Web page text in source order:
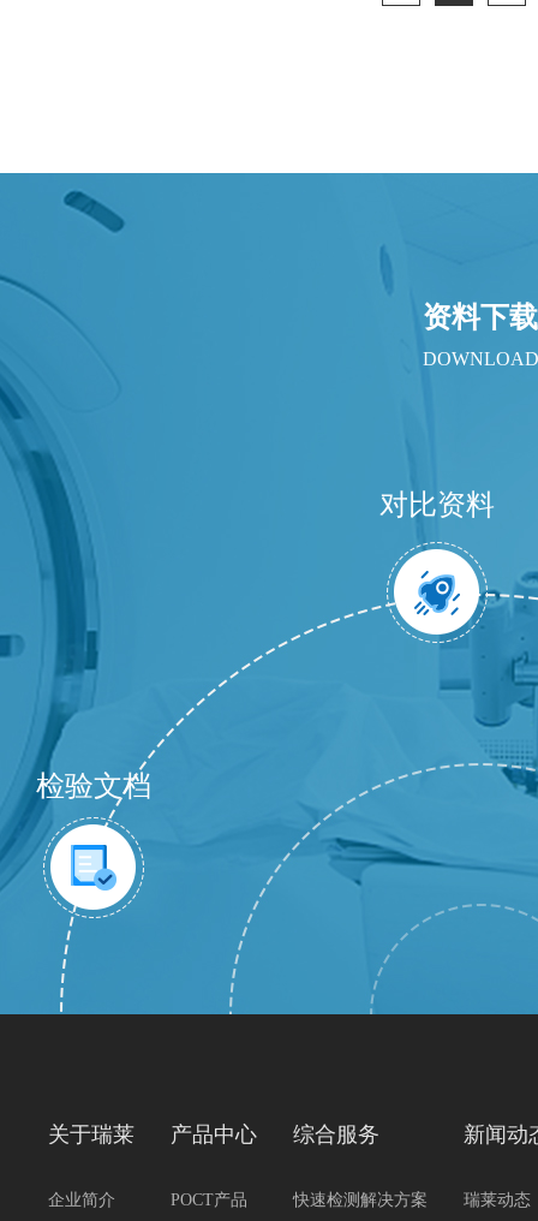
资料下载
DOWNLOAD
检验文档
对比资料
关于瑞莱
企业简介
产品中心
POCT产品
综合服务
快速检测解决方案
新闻动
瑞莱动态